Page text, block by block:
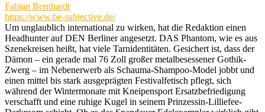
Fabian Bernhardt
https://www.be-subjective.de/
Um unglaublich international zu wirken, hat die Redaktion einen
Headhunter auf DEN Berliner angesetzt. DAS Phantom, wie es aus
Szenekreisen heißt, hat viele Tarnidentitäten. Gesichert ist, dass der
Dämon – ein gerade mal 76 Zoll großer metalbesessener Gothik-
Zwerg – im Nebenerwerb als Schauma-Shampoo-Model jobbt und
einen mittel bis stark ausgeprägten Festivalfetisch pflegt, sich
während der Wintermonate mit Kneipensport Ersatzbefriedigung
verschafft und eine ruhige Kugel in seinem Prinzessin-Lilliefee-